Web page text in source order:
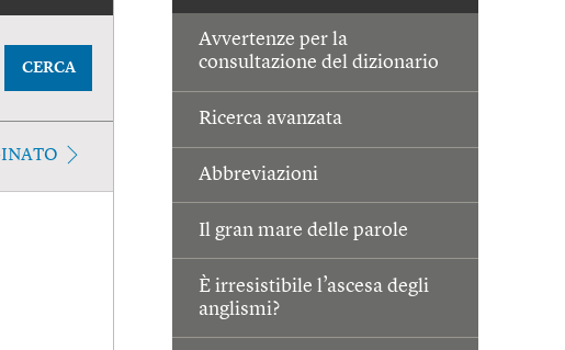
Avvertenze per la
consultazione del dizionario
Ricerca avanzata
Abbreviazioni
Il gran mare delle parole
È irresistibile l’ascesa degli
anglismi?
CERCA